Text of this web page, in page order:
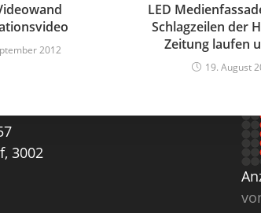
2012
LED
Schlagzeilen der
Zeitung laufen
19. August
, 3002